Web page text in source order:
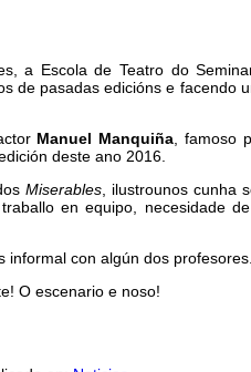
a Escola de Teatro do
de pasadas edicións e facendo
Manuel Manquiña , famoso
deste ano 2016.
Miserables , ilustrounos cunha
en equipo, necesidade
con algún dos profesores.
O escenario e noso!